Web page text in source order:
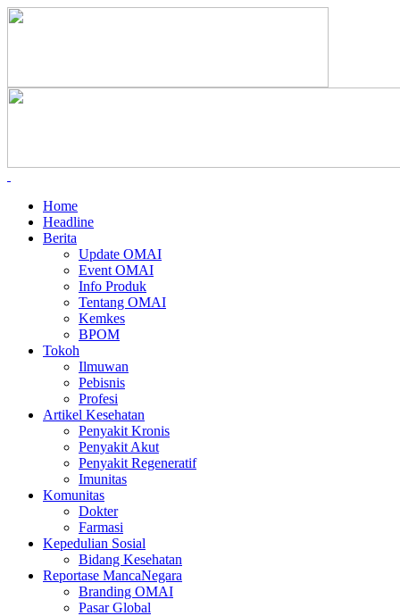
Home
Headline
Berita
Update OMAI
Event OMAI
Info Produk
Tentang OMAI
Kemkes
BPOM
Tokoh
Ilmuwan
Pebisnis
Profesi
Artikel Kesehatan
Penyakit Kronis
Penyakit Akut
Penyakit Regeneratif
Imunitas
Komunitas
Dokter
Farmasi
Kepedulian Sosial
Bidang Kesehatan
Reportase MancaNegara
Branding OMAI
Pasar Global